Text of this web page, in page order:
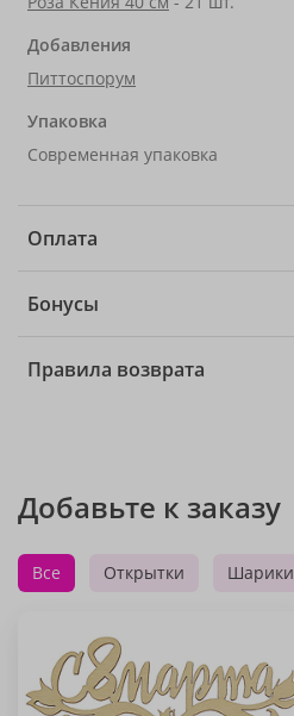
Добавления
Питтоспорум
Упаковка
Современная упаковка
Оплата
Бонусы
Правила возврата
Добавьте к заказу
Все Открытки Шарики